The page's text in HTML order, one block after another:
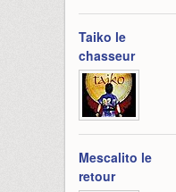
Taiko le
chasseur
Mescalito le
retour